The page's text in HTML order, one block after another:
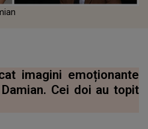
imagini emoționante
Cei doi au topit